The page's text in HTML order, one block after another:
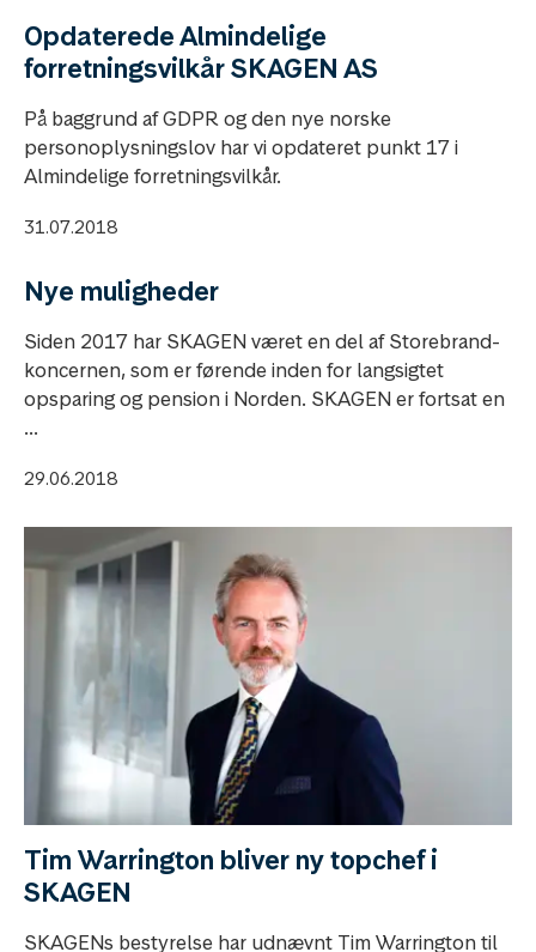
Opdaterede Almindelige
forretningsvilkår SKAGEN AS
På baggrund af GDPR og den nye norske
personoplysningslov har vi opdateret punkt 17 i
Almindelige forretningsvilkår.
31.07.2018
Nye muligheder
Siden 2017 har SKAGEN været en del af Storebrand-
koncernen, som er førende inden for langsigtet
opsparing og pension i Norden. SKAGEN er fortsat en
...
29.06.2018
Tim Warrington bliver ny topchef i
SKAGEN
SKAGENs bestyrelse har udnævnt Tim Warrington til